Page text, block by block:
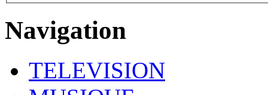
Navigation
TELEVISION